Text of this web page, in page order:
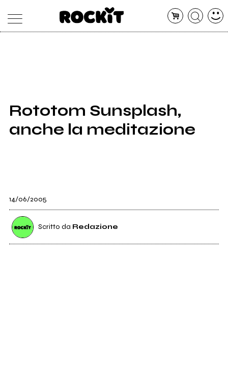
SHOP
RADIO
Rototom Sunsplash,
anche la meditazione
14/06/2005
Scritto da Redazione